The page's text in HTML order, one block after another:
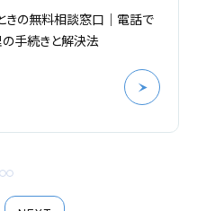
きの無料相談窓口｜電話で
手続きと解決法